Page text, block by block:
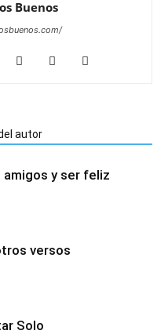
Buenos
autor
amigos y ser feliz
versos
Solo